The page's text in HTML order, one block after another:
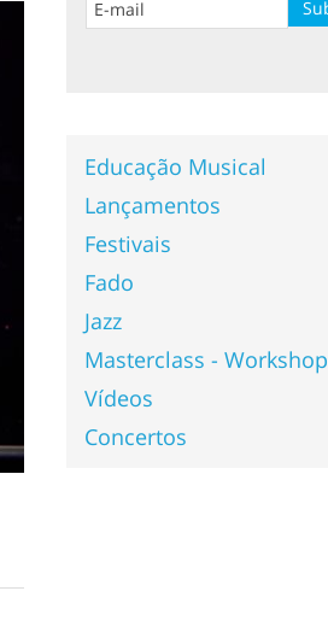
Educação Musical
Lançamentos
Festivais
Fado
Jazz
Masterclass - Workshop
Vídeos
Concertos